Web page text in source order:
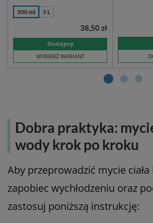
500 ml 5 L
Dostępny
WYBIERZ WARIANT
38,50 zł
Dobra praktyka:
wody krok po kroku
Aby przeprowadzić mycie ciała
zapobiec wychłodzeniu oraz
zastosuj poniższą instrukcję: